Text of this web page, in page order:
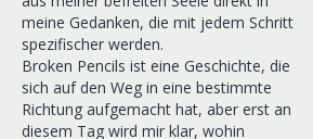
meine Gedanken, die mit jedem Schritt
spezifischer werden.
Broken Pencils ist eine Geschichte, die
sich auf den Weg in eine bestimmte
Richtung aufgemacht hat, aber erst an
diesem Tag wird mir klar, wohin